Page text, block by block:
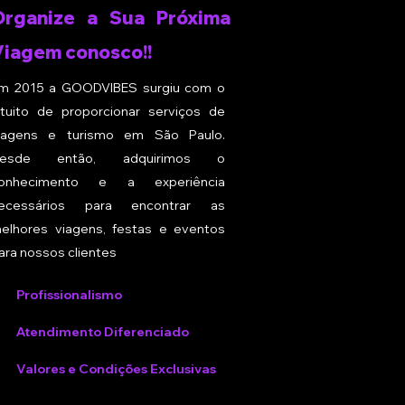
a Sua Próxima
conosco!!
2015 a GOODVIBES surgiu com o
de proporcionar serviços de
e turismo em São Paulo.
então, adquirimos o
e a experiência
para encontrar as
viagens, festas e eventos
nossos clientes
Profissionalismo
Atendimento Diferenciado
Valores e Condições Exclusivas